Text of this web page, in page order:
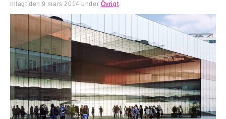
Inlagt den9 mars 2014 under Övrigt.